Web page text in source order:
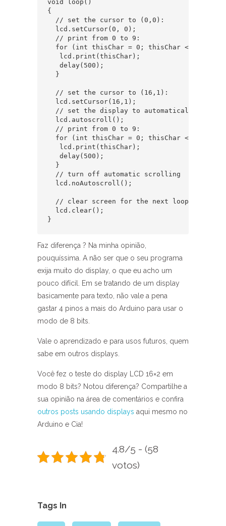
void loop()
{
  // set the cursor to (0,0):
  lcd.setCursor(0, 0);
  // print from 0 to 9:
for (int thisChar = 0; thisChar < 10;
   lcd.print(thisChar);
   delay(500);
  }
  // set the cursor to (16,1):
  lcd.setCursor(16,1);
// set the display to automatically
  lcd.autoscroll();
  // print from 0 to 9:
for (int thisChar = 0; thisChar < 10;
   lcd.print(thisChar);
   delay(500);
  }
  // turn off automatic scrolling
  lcd.noAutoscroll();
  // clear screen for the next loop:
  lcd.clear();
Faz diferença ? Na minha opinião,
pouquíssima. A não ser que o seu programa
exija muito do display, o que eu acho um
pouco difícil. Em se tratando de um display
basicamente para texto, não vale a pena
gastar 4 pinos a mais do Arduino para usar o
modo de 8 bits.
Vale o aprendizado e para usos futuros, quem
sabe em outros displays.
Você fez o teste do display LCD 16×2 em
modo 8 bits? Notou diferença? Compartilhe a
sua opinião na área de comentários e confira
outros posts usando displays aqui mesmo no
Arduino e Cia!
4.8/5 - (58
votos)
Tags In